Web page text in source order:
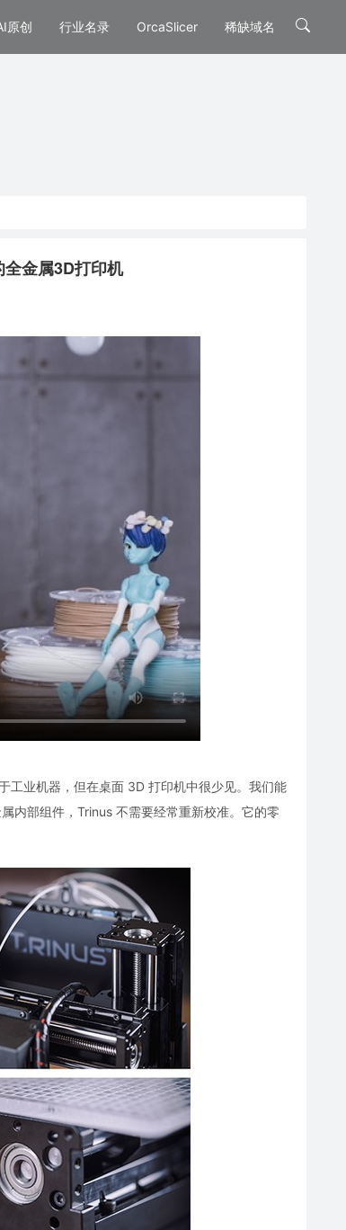
原创 行业名录 OrcaSlicer 稀缺域名
金属3D打印机
工业机器，但在桌面 3D 打印机中很少见。我们能
内部组件，Trinus 不需要经常重新校准。它的零